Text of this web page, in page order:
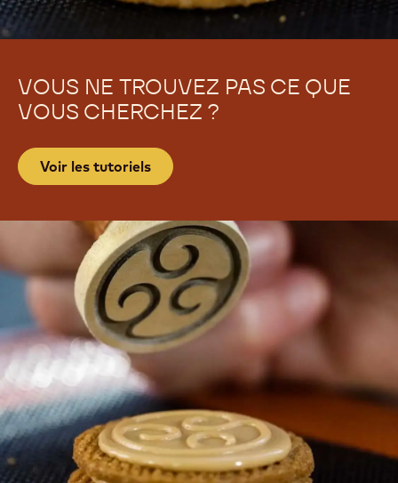
VOUS NE TROUVEZ PAS CE QUE
VOUS CHERCHEZ ?
Voir les tutoriels